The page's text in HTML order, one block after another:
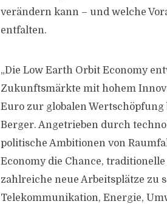
verändern kann – und welche
entfalten.
„Die Low Earth Orbit Economy
Zukunftsmärkte mit hohem
Euro zur globalen
Berger. Angetrieben durch
politische Ambitionen von
Economy die Chance,
zahlreiche neue Arbeitsplätze zu
Telekommunikation, Energie,